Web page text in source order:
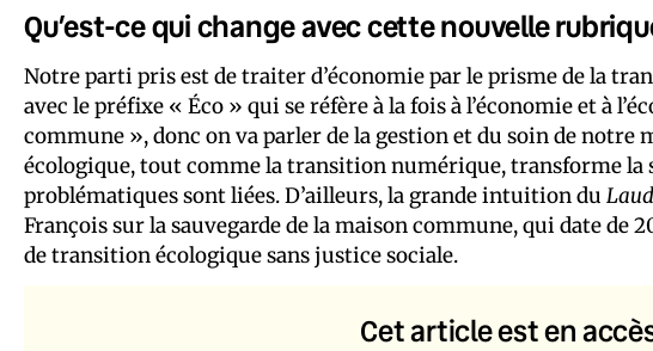
Qu’est-ce qui change avec cette nouvelle
Notre parti pris est de traiter d’économie par le prisme de la
avec le préfixe « Éco » qui se réfère à la fois à l’économie et à
commune », donc on va parler de la gestion et du soin de
écologique, tout comme la transition numérique, transforme la
problématiques sont liées. D’ailleurs, la grande intuition du
François sur la sauvegarde de la maison commune, qui date de
de transition écologique sans justice sociale.
Cet article est en